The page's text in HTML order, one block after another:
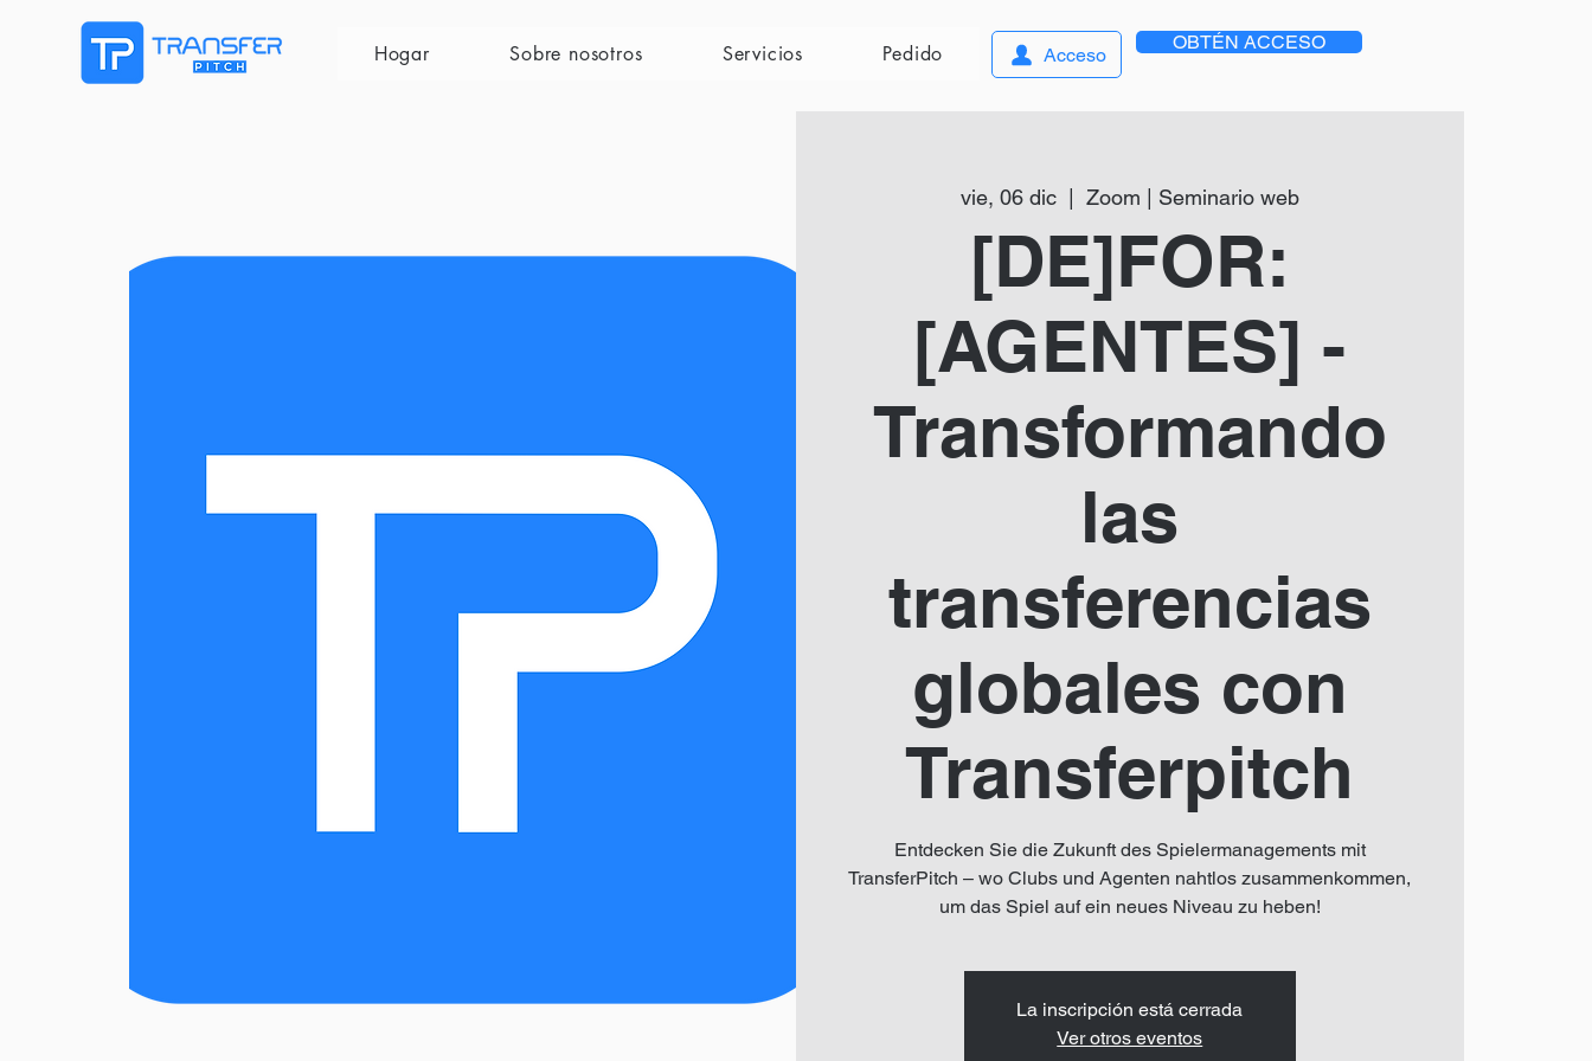
Hogar Sobre nosotros Servicios Pedido Acceso
OBTÉN ACCESO
vie, 06 dic
  |
Zoom | Seminario web
[DE]FOR:
[AGENTES] -
Transformando
las
transferencias
globales con
Transferpitch
Entdecken Sie die Zukunft des Spielermanagements mit
TransferPitch – wo Clubs und Agenten nahtlos zusammenkommen,
um das Spiel auf ein neues Niveau zu heben!
La inscripción está cerrada
Ver otros eventos